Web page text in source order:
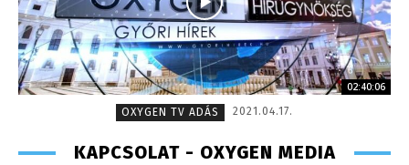
02:40:06
OXYGEN TV ADÁS
2021.04.17.
KAPCSOLAT - OXYGEN MEDIA